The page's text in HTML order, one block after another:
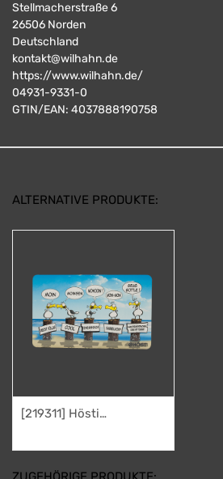
Stellmacherstraße 6
26506 Norden
Deutschland
kontakt@wilhahn.de
https://www.wilhahn.de/
04931-9331-0
GTIN/EAN: 4037888190758
ALTERNATIVE PRODUKTE:
[219311] Hösti
(Resopal)